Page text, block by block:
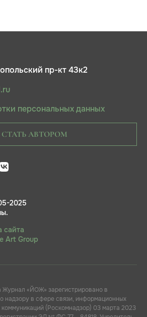
пр-кт 43к2
персональных данных
СТАТЬ АВТОРОМ
2025
сайта
Art Group
Журнал «ЙОЖ» зарегистрировано в
надзору в сфере связи, информационных
коммуникаций (Роскомнадзор) 03 марта 2023